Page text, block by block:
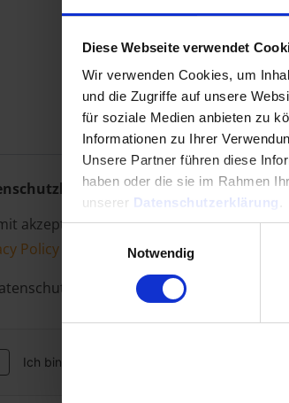
Diese Webseite verwendet
Wir verwenden Cookies, um
und die Zugriffe auf unsere
für soziale Medien anbieten zu
Informationen zu Ihrer
Unsere Partner führen diese
haben oder die sie im Rahmen
unserer Datenschutzerklärung
Notwendig
akzeptieren
akzeptiere ich die
Policy
Terms of Service
akzeptieren